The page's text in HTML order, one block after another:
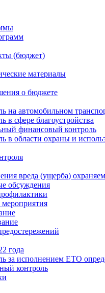
(бюджет)
материалы
о бюджете
на автомобильном
сфере благоустройства
финансовый контроль
в области охраны и
вреда (ущерба)
обсуждения
года
за исполнением ЕТО
контроль